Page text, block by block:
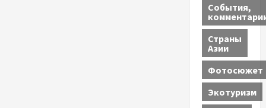
События,
Страны
Азии
Фотосюжет
Экотуризм